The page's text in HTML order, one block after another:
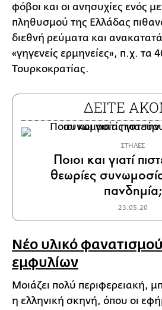
φόβοι και οι ανησυχίες ενός
πληθυσμού της Ελλάδας
διεθνή ρεύματα και
«γηγενείς ερμηνείες», π.χ. τα
Τουρκοκρατίας.
ΔΕΙΤΕ
ΣΤΗΛΕΣ
Ποιοι και γιατί
θεωρίες
πανδημία;
23.05.20
Νέο υλικό
εμφυλίων
Μοιάζει πολύ περιφερειακή,
η ελληνική σκηνή, όπου οι